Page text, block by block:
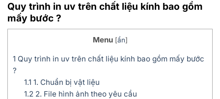
Quy trình in uv trên chất liệu kính bao gồm
mấy bước ?
Menu [ẩn]
1 Quy trình in uv trên chất liệu kính bao gồm mấy bước
?
1.1 1. Chuẩn bị vật liệu
1.22. File hình ảnh theo yêu cầu